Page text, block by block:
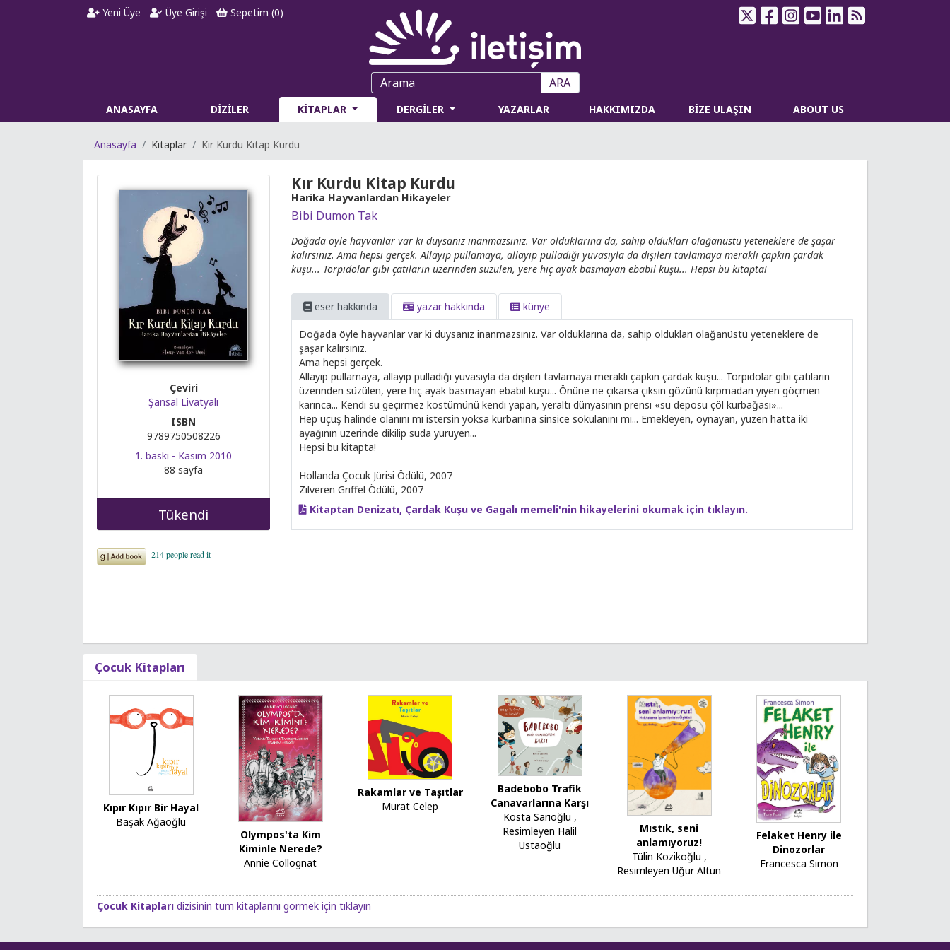
Yeni Üye Üye Girişi Sepetim (0)
ARA
ANASAYFA DİZİLER KİTAPLAR DERGİLER YAZARLAR HAKKIMIZDA BİZE ULAŞIN ABOUT US
Anasayfa Kitaplar Kır Kurdu Kitap Kurdu
Çeviri
Şansal Livatyalı
ISBN
9789750508226
1. baskı - Kasım 2010
88 sayfa
Tükendi
Kır Kurdu Kitap Kurdu
Harika Hayvanlardan Hikayeler
Bibi Dumon Tak
Doğada öyle hayvanlar var ki duysanız inanmazsınız. Var olduklarına da, sahip oldukları olağanüstü yeteneklere de şaşar
kalırsınız. Ama hepsi gerçek. Allayıp pullamaya, allayıp pulladığı yuvasıyla da dişileri tavlamaya meraklı çapkın çardak
kuşu... Torpidolar gibi çatıların üzerinden süzülen, yere hiç ayak basmayan ebabil kuşu... Hepsi bu kitapta!
eser hakkında yazar hakkında künye
Doğada öyle hayvanlar var ki duysanız inanmazsınız. Var olduklarına da, sahip oldukları olağanüstü yeteneklere de
şaşar kalırsınız.
Ama hepsi gerçek.
Allayıp pullamaya, allayıp pulladığı yuvasıyla da dişileri tavlamaya meraklı çapkın çardak kuşu... Torpidolar gibi çatıların
üzerinden süzülen, yere hiç ayak basmayan ebabil kuşu... Önüne ne çıkarsa çıksın gözünü kırpmadan yiyen göçmen
karınca... Kendi su geçirmez kostümünü kendi yapan, yeraltı dünyasının prensi «su deposu çöl kurbağası»...
Hep uçuş halinde olanını mı istersin yoksa kurbanına sinsice sokulanını mı... Emekleyen, oynayan, yüzen hatta iki
ayağının üzerinde dikilip suda yürüyen...
Hepsi bu kitapta!
Hollanda Çocuk Jürisi Ödülü, 2007
Zilveren Griffel Ödülü, 2007
Kitaptan Denizatı, Çardak Kuşu ve Gagalı memeli'nin hikayelerini okumak için tıklayın.
Çocuk Kitapları
Kıpır Kıpır Bir Hayal
Başak Ağaoğlu
Olympos'ta Kim
Kiminle Nerede?
Annie Collognat
Rakamlar ve Taşıtlar
Murat Celep
Badebobo Trafik
Canavarlarına Karşı
Kosta Sarıoğlu ,
Resimleyen Halil
Ustaoğlu
Mıstık, seni
anlamıyoruz!
Tülin Kozikoğlu ,
Resimleyen Uğur Altun
Felaket Henry ile
Dinozorlar
Francesca Simon
Çocuk Kitapları dizisinin tüm kitaplarını görmek için tıklayın